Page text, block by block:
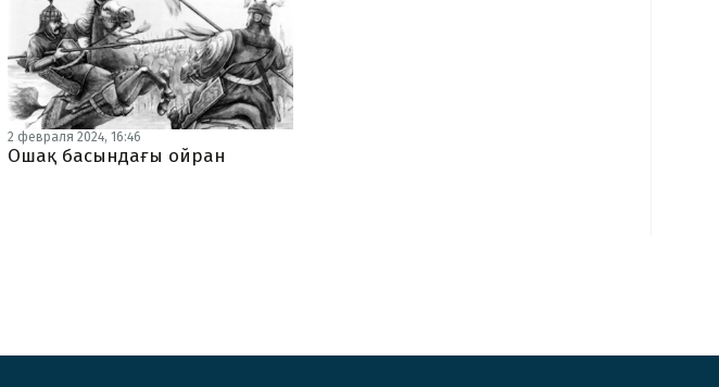
2 февраля 2024, 16:46
Ошақ басындағы ойран